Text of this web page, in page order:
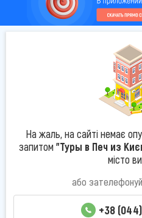
На жаль, на сайті немає
запитом "Туры в Печ из
місто
або
+38